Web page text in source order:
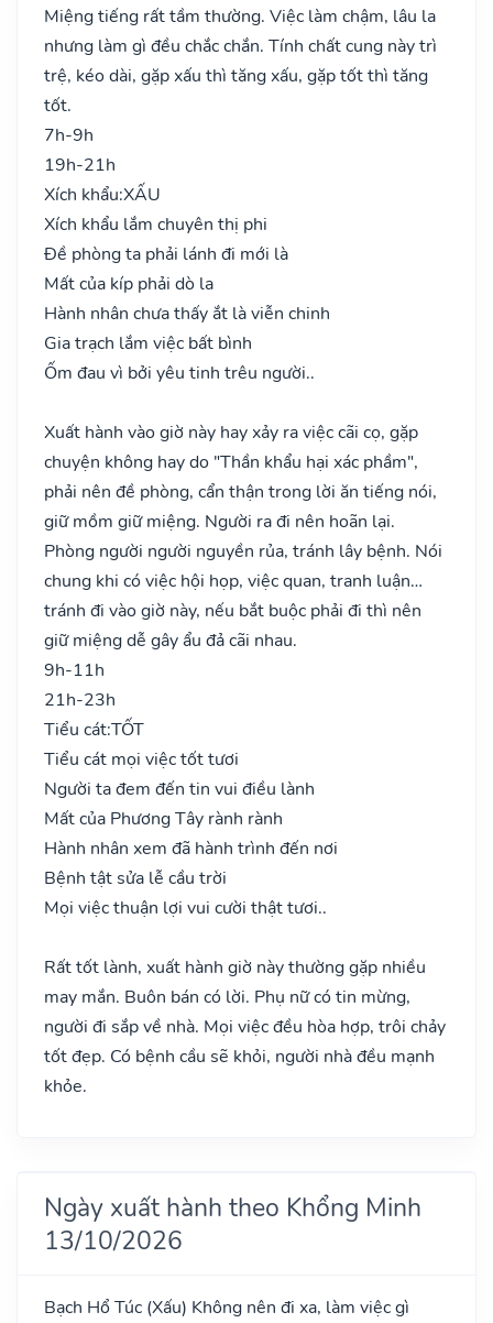
Miệng tiếng rất tầm thường. Việc làm chậm, lâu la
nhưng làm gì đều chắc chắn. Tính chất cung này trì
trệ, kéo dài, gặp xấu thì tăng xấu, gặp tốt thì tăng
tốt.
7h-9h
19h-21h
Xích khẩu:XẤU
Xích khẩu lắm chuyên thị phi
Đề phòng ta phải lánh đi mới là
Mất của kíp phải dò la
Hành nhân chưa thấy ắt là viễn chinh
Gia trạch lắm việc bất bình
Ốm đau vì bởi yêu tinh trêu người..
Xuất hành vào giờ này hay xảy ra việc cãi cọ, gặp
chuyện không hay do "Thần khẩu hại xác phầm",
phải nên đề phòng, cẩn thận trong lời ăn tiếng nói,
giữ mồm giữ miệng. Người ra đi nên hoãn lại.
Phòng người người nguyền rủa, tránh lây bệnh. Nói
chung khi có việc hội họp, việc quan, tranh luận…
tránh đi vào giờ này, nếu bắt buộc phải đi thì nên
giữ miệng dễ gây ẩu đả cãi nhau.
9h-11h
21h-23h
Tiểu cát:TỐT
Tiểu cát mọi việc tốt tươi
Người ta đem đến tin vui điều lành
Mất của Phương Tây rành rành
Hành nhân xem đã hành trình đến nơi
Bệnh tật sửa lễ cầu trời
Mọi việc thuận lợi vui cười thật tươi..
Rất tốt lành, xuất hành giờ này thường gặp nhiều
may mắn. Buôn bán có lời. Phụ nữ có tin mừng,
người đi sắp về nhà. Mọi việc đều hòa hợp, trôi chảy
tốt đẹp. Có bệnh cầu sẽ khỏi, người nhà đều mạnh
khỏe.
Ngày xuất hành theo Khổng Minh
13/10/2026
Bạch Hổ Túc (Xấu) Không nên đi xa, làm việc gì